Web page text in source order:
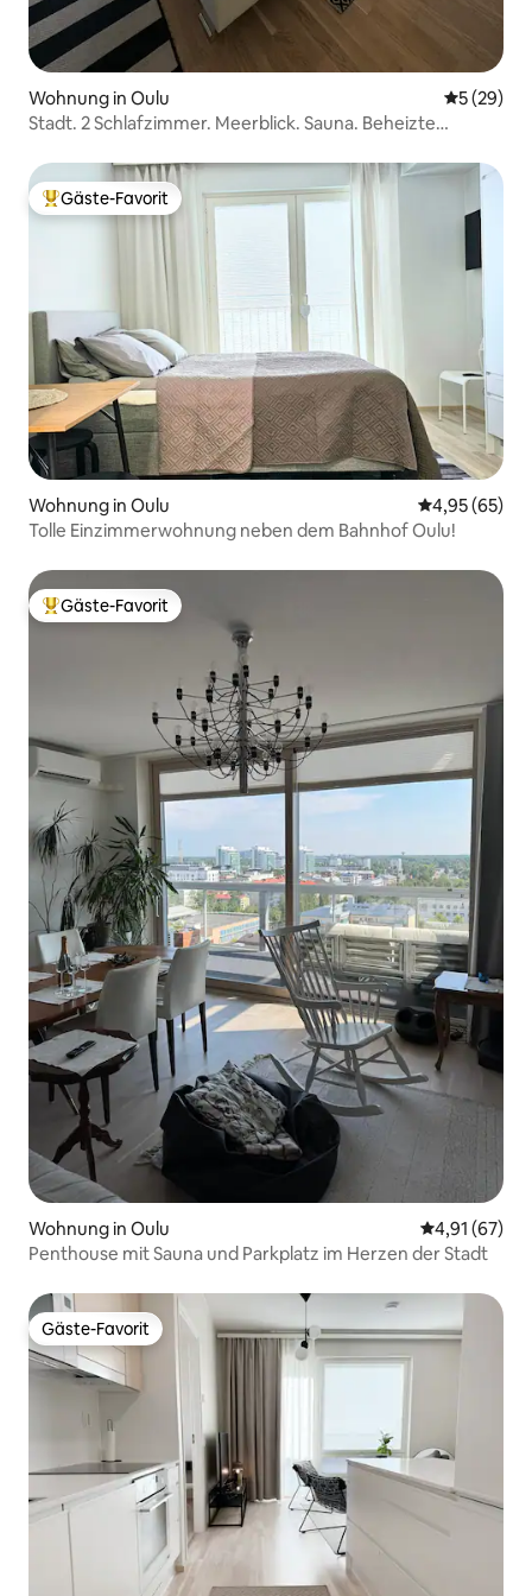
Wohnung in Oulu
5 (29)
Stadt. 2 Schlafzimmer. Meerblick. Sauna. Beheizte
Beliebter Gäste-Favorit.
Gäste-Favorit
Wohnung in Oulu
4,95 (65)
Tolle Einzimmerwohnung neben dem Bahnhof Oulu!
Beliebter Gäste-Favorit.
Gäste-Favorit
Wohnung in Oulu
4,91 (67)
Penthouse mit Sauna und Parkplatz im Herzen der Stadt
Gäste-Favorit
Gäste-Favorit